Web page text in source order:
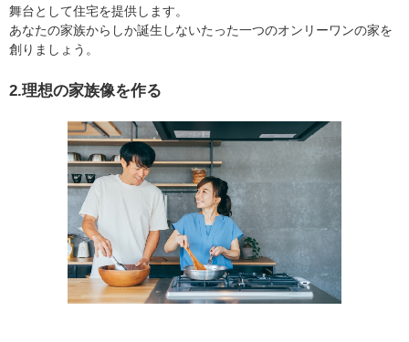
舞台として住宅を提供します。
あなたの家族からしか誕生しないたった一つのオンリーワンの家を
創りましょう。
2.理想の家族像を作る